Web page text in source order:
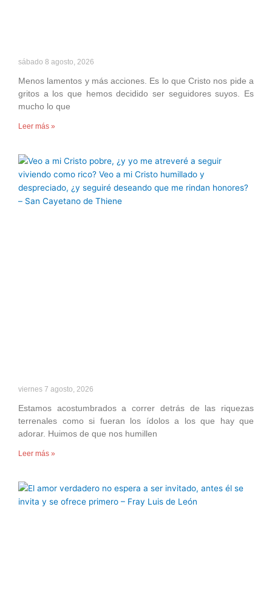
sábado 8 agosto, 2026
Menos lamentos y más acciones. Es lo que Cristo nos pide a
gritos a los que hemos decidido ser seguidores suyos. Es
mucho lo que
Leer más »
viernes 7 agosto, 2026
Estamos acostumbrados a correr detrás de las riquezas
terrenales como si fueran los ídolos a los que hay que
adorar. Huimos de que nos humillen
Leer más »